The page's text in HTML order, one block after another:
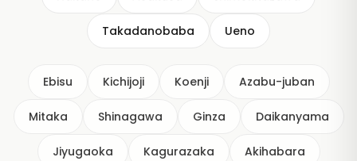
Takadanobaba Ueno
Ebisu Kichijoji Koenji Azabu-juban
Mitaka Shinagawa Ginza Daikanyama
Jiyugaoka Kagurazaka Akihabara